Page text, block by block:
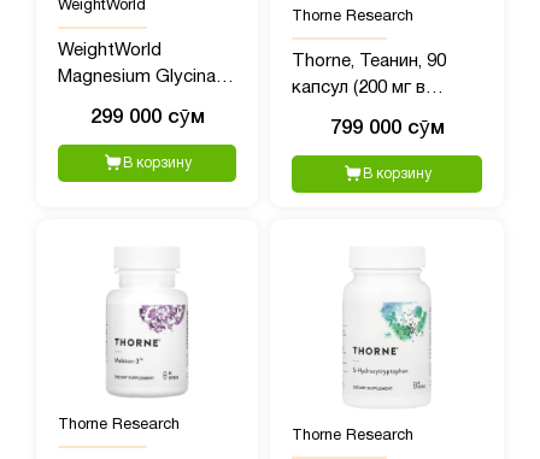
WeightWorld
WeightWorld
Magnesium Glycinate,
299 000 сӯм
В корзину
Thorne Research
Thorne, Теанин, 90
капсул (200 мг в
799 000 сӯм
В корзину
Thorne Research
Thorne Research